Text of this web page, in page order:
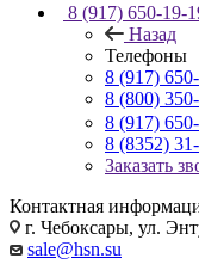
8 (917) 650-19-
Назад
Телефоны
8 (917)
8 (800)
8 (917)
8 (8352)
Заказать
Контактная
г. Чебоксары, ул.
sale@hsn.su